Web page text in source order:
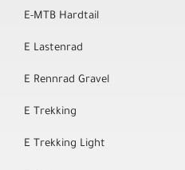
E-MTB Hardtail
E Lastenrad
E Rennrad Gravel
E Trekking
E Trekking Light